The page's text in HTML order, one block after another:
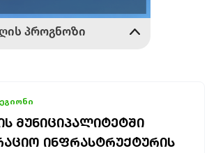
ᲛᲣᲜᲘᲪᲘᲞᲐᲚᲘᲢᲔᲢᲨᲘ
ᲘᲜᲤᲠᲐᲡᲢᲠᲣᲥᲢᲣᲠᲘᲡ